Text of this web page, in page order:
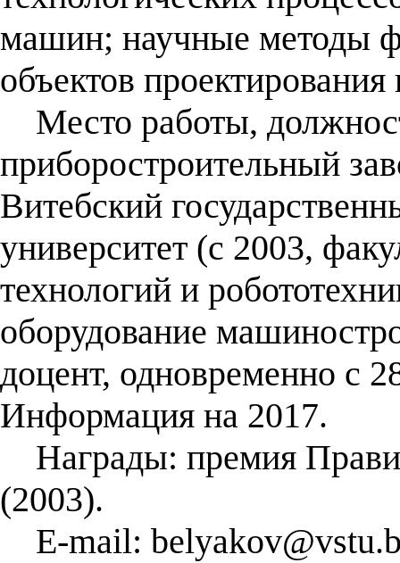
машин; научные методы
объектов
Место работы,
приборостроительный
Витебский
университет (с 2003,
технологий и
оборудование
доцент, одновременно с
Информация на 2017.
Награды: премия
(2003).
E-mail: